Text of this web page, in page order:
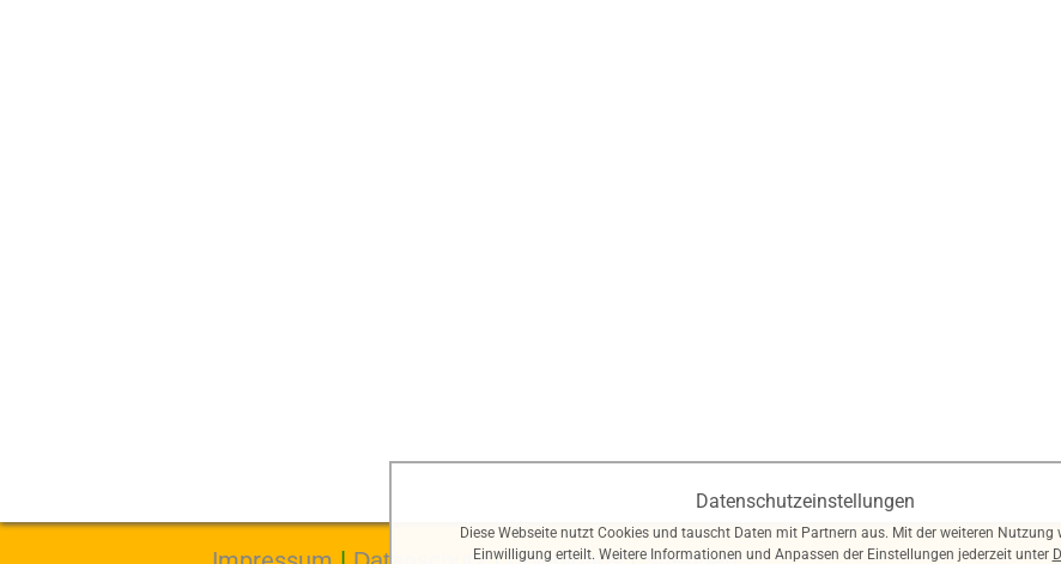
Datenschutzeinstellungen
Diese Webseite nutzt Cookies und tauscht Daten mit Partnern aus. Mit der weiteren Nutzung
Einwilligung erteilt. Weitere Informationen und Anpassen der Einstellungen jederzeit unter